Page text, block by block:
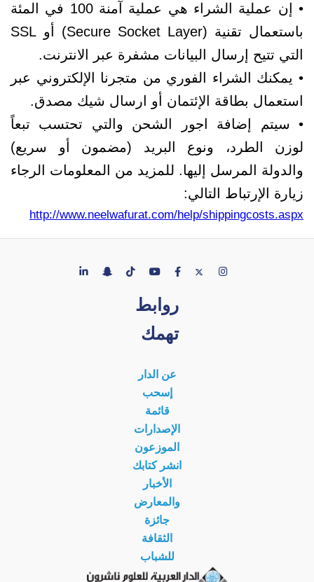
• إن عملية الشراء هي عملية آمنة 100 في المئة
باستعمال تقنية (Secure Socket Layer) أو SSL
التي تتيح إرسال البيانات مشفرة عبر الانترنت.
• يمكنك الشراء الفوري من متجرنا الإلكتروني عبر
استعمال بطاقة الإئتمان أو ارسال شيك مصدق.
• سيتم إضافة اجور الشحن والتي تحتسب تبعاً
لوزن الطرد، ونوع البريد (مضمون أو سريع)
والدولة المرسل إليها. للمزيد من المعلومات الرجاء
زيارة الإرتباط التالي:
http://www.neelwafurat.com/help/shippingcosts.aspx
روابط
تهمك
عن الدار
إسحب
قائمة
الإصدارات
الموزعون
انشر كتابك
الأخبار
والمعارض
جائزة
الثقافة
للشباب